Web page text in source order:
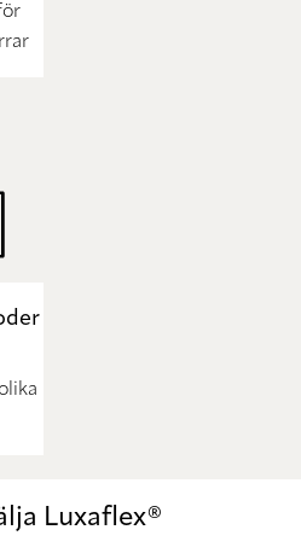
Luxaflex®